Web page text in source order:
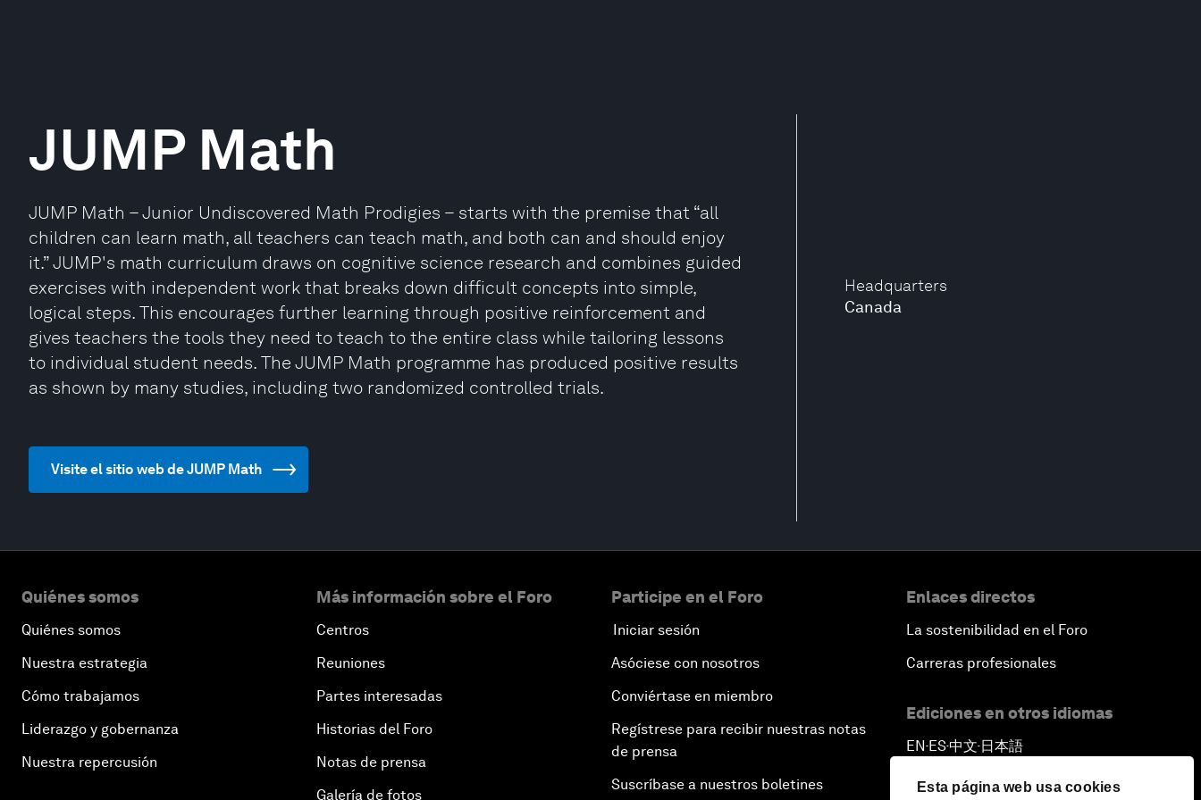
Esta página web usa cookies
Headquarters
Canada
JUMP Math
JUMP Math – Junior Undiscovered Math Prodigies – starts with the premise that “all
children can learn math, all teachers can teach math, and both can and should enjoy
it.” JUMP's math curriculum draws on cognitive science research and combines guided
exercises with independent work that breaks down difficult concepts into simple,
logical steps. This encourages further learning through positive reinforcement and
gives teachers the tools they need to teach to the entire class while tailoring lessons
to individual student needs. The JUMP Math programme has produced positive results
as shown by many studies, including two randomized controlled trials.
Visite el sitio web de JUMP Math
Quiénes somos
Quiénes somos
Nuestra estrategia
Cómo trabajamos
Liderazgo y gobernanza
Nuestra repercusión
Más información sobre el Foro
Centros
Reuniones
Partes interesadas
Historias del Foro
Notas de prensa
Galería de fotos
Participe en el Foro
Iniciar sesión
Asóciese con nosotros
Conviértase en miembro
Regístrese para recibir nuestras notas
de prensa
Suscríbase a nuestros boletines
Enlaces directos
La sostenibilidad en el Foro
Carreras profesionales
Ediciones en otros idiomas
EN ▪ES▪中文▪ 日本語